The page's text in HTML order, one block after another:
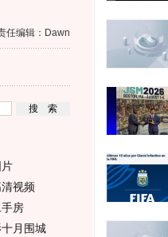
任编辑：Dawn
视频
房
月围城